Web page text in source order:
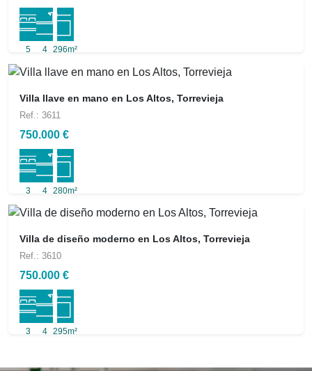
5 4 296m²
Villa llave en mano en Los Altos, Torrevieja
Ref.: 3611
750.000 €
3 4 280m²
Villa de diseño moderno en Los Altos, Torrevieja
Ref.: 3610
750.000 €
3 4 295m²